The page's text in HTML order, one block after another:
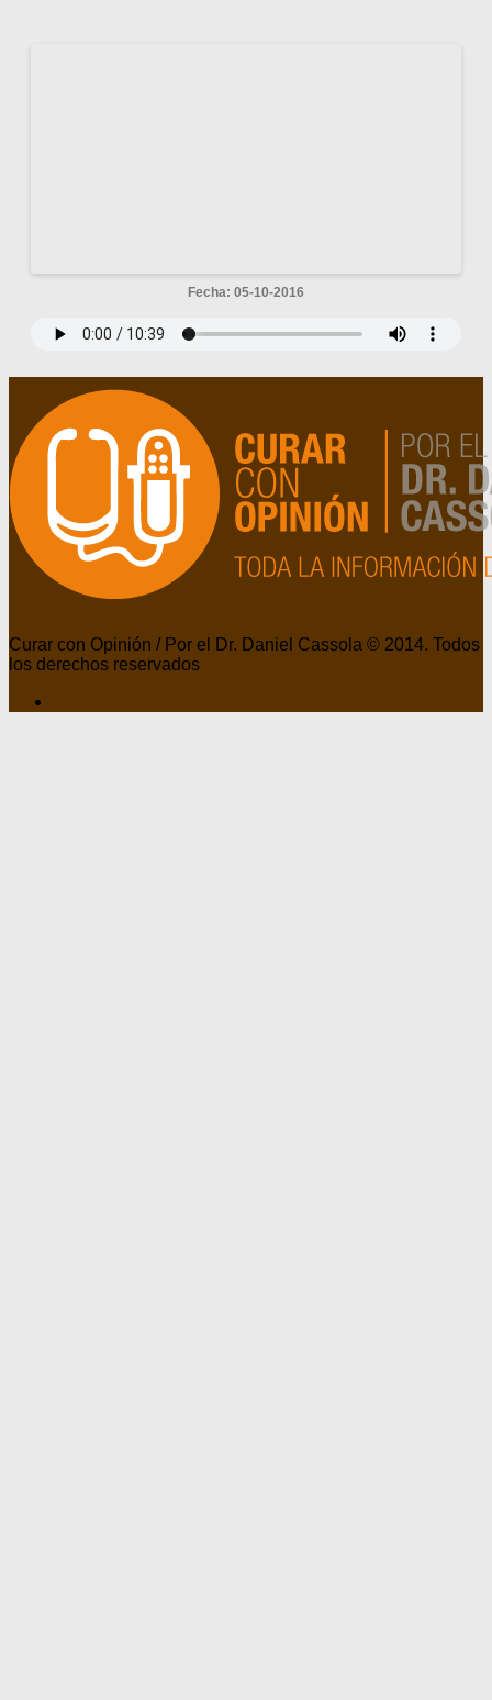
Fecha: 05-10-2016
Curar con Opinión / Por el Dr. Daniel Cassola © 2014. Todos
los derechos reservados